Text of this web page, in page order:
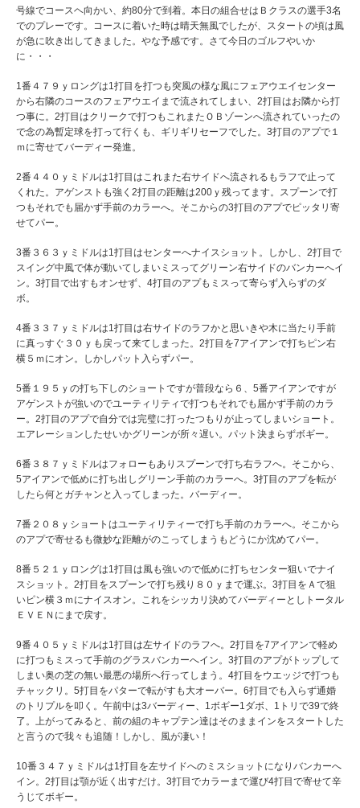
号線でコースヘ向かい、約80分で到着。本日の組合せはＢクラスの選手3名
でのプレーです。コースに着いた時は晴天無風でしたが、スタートの頃は風
が急に吹き出してきました。やな予感です。さて今日のゴルフやいか
に・・・
1番４７９ｙロングは1打目を打つも突風の様な風にフェアウエイセンター
から右隣のコースのフェアウエイまで流されてしまい、2打目はお隣から打
つ事に。2打目はクリークで打つもこれまたＯＢゾーンへ流されていったの
で念の為暫定球を打って行くも、ギリギリセーフでした。3打目のアプで１
ｍに寄せてバーディー発進。
2番４４０ｙミドルは1打目はこれまた右サイドへ流されるもラフで止って
くれた。アゲンストも強く2打目の距離は200ｙ残ってます。スプーンで打
つもそれでも届かず手前のカラーへ。そこからの3打目のアプでピッタリ寄
せてパー。
3番３６３ｙミドルは1打目はセンターへナイスショット。しかし、2打目で
スイング中風で体が動いてしまいミスってグリーン右サイドのバンカーへイ
ン。3打目で出すもオンせず、4打目のアプもミスって寄らず入らずのダ
ボ。
4番３３７ｙミドルは1打目は右サイドのラフかと思いきや木に当たり手前
に真っすぐ３０ｙも戻って来てしまった。2打目を7アイアンで打ちピン右
横５ｍにオン。しかしパット入らずパー。
5番１９５ｙの打ち下しのショートですが普段なら６、5番アイアンですが
アゲンストが強いのでユーティリティで打つもそれでも届かず手前のカラ
ー。2打目のアプで自分では完璧に打ったつもりが止ってしまいショート。
エアレーションしたせいかグリーンが所々遅い。パット決まらずボギー。
6番３８７ｙミドルはフォローもありスプーンで打ち右ラフへ。そこから、
5アイアンで低めに打ち出しグリーン手前のカラーへ。3打目のアプを転が
したら何とガチャンと入ってしまった。バーディー。
7番２０８ｙショートはユーティリティーで打ち手前のカラーへ。そこから
のアプで寄せるも微妙な距離がのこってしまうもどうにか沈めてパー。
8番５２１ｙロングは1打目は風も強いので低めに打ちセンター狙いでナイ
スショット。2打目をスプーンで打ち残り８０ｙまで運ぶ。3打目をＡで狙
いピン横３ｍにナイスオン。これをシッカリ決めてバーディーとしトータル
ＥＶＥＮにまで戻す。
9番４０５ｙミドルは1打目は左サイドのラフへ。2打目を7アイアンで軽め
に打つもミスって手前のグラスバンカーへイン。3打目のアプがトップして
しまい奥の芝の無い最悪の場所へ行ってしまう。4打目をウエッジで打つも
チャックリ。5打目をパターで転がすも大オーバー。6打目でも入らず通婚
のトリプルを叩く。午前中は3バーディー、1ボギー1ダボ、1トリで39で終
了。上がってみると、前の組のキャプテン達はそのままインをスタートした
と言うので我々も追随！しかし、風が凄い！
10番３４７ｙミドルは1打目を左サイドへのミスショットになりバンカーへ
イン。2打目は顎が近く出すだけ。3打目でカラーまで運び4打目で寄せて辛
うじてボギー。